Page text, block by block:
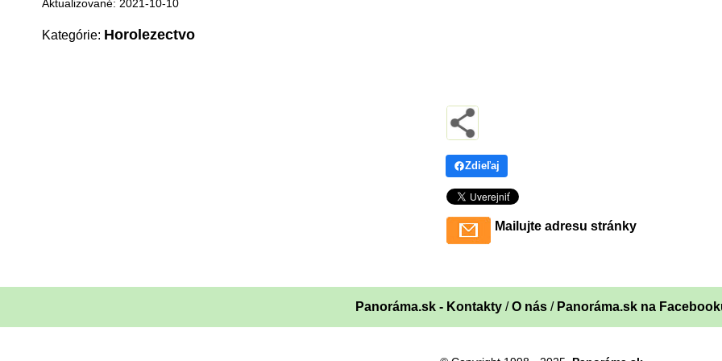
Aktualizované: 2021-10-10
Kategórie: Horolezectvo
Zdieľaj
Mailujte adresu stránky
Panoráma.sk - Kontakty/O nás/ Panoráma.sk na